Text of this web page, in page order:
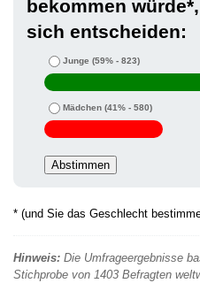
bekommen
sich entscheiden:
Junge (59% - 823)
Mädchen (41% - 580)
* (und Sie das Geschlecht
Hinweis: Die Umfrageergebnisse
Stichprobe von 1403 Befragten